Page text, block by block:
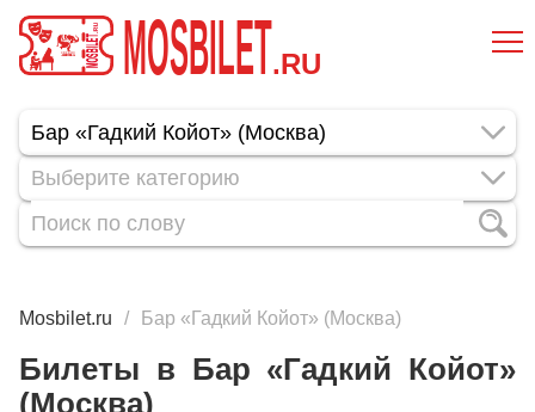
MOSBILET.RU
Выберите категорию
Mosbilet.ru Бар «Гадкий Койот» (Москва)
Билеты в Бар «Гадкий Койот»
(Москва)